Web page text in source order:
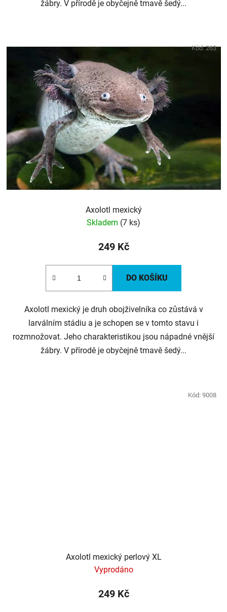
žábry. V přírodě je obyčejně tmavě šedý...
Axolotl mexický
Skladem (7 ks)
249 Kč
DO KOŠÍKU
Axolotl mexický je druh obojživelníka co zůstává v
larválním stádiu a je schopen se v tomto stavu i
rozmnožovat. Jeho charakteristikou jsou nápadné vnější
žábry. V přírodě je obyčejně tmavě šedý...
Kód:263
Axolotl mexický perlový XL
Vyprodáno
249 Kč
Kód: 9008